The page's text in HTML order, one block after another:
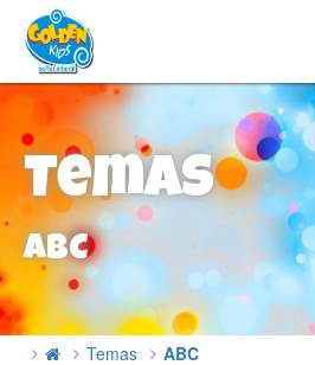
Temas
ABC
Temas ABC